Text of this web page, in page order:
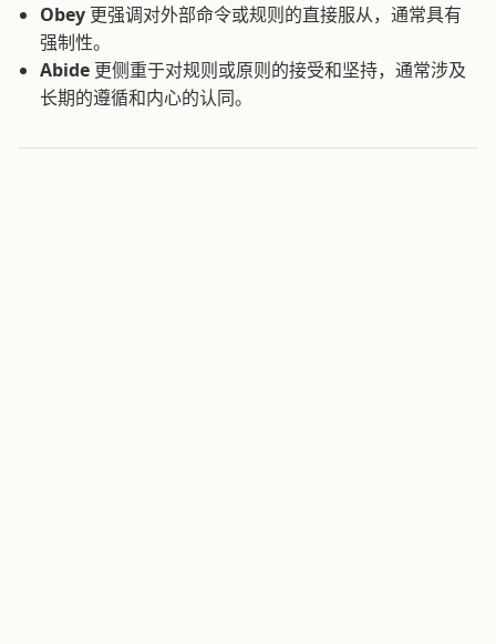
Obey 更强调对外部命令或规则的直接服从，通常具有
强制性。
Abide 更侧重于对规则或原则的接受和坚持，通常涉及
长期的遵循和内心的认同。